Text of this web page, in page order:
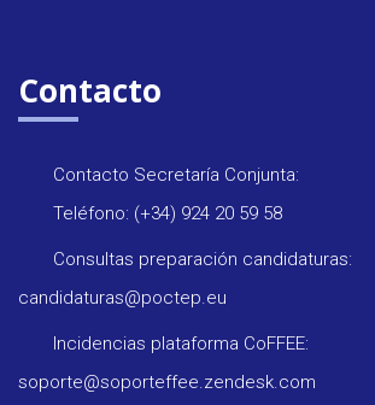
Contacto
Contacto Secretaría Conjunta:
Teléfono: (+34) 924 20 59 58
Consultas preparación candidaturas:
candidaturas@poctep.eu
Incidencias plataforma CoFFEE:
soporte@soporteffee.zendesk.com